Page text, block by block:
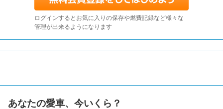
ログインするとお気に入りの保存や燃費記録など様々な
管理が出来るようになります
あなたの愛車、今いくら？